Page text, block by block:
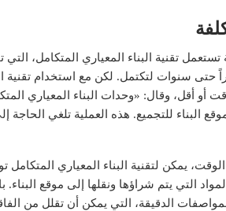
تقنية البناء المعياري المتكامل،
حتى سنوات لتكتمل. لكن مع استخدام تقنية
أقل، وقال: «وحدات البناء المعياري
البناء للتجميع. هذه العملية تلغي الحاجة
يمكن لتقنية البناء المعياري
التي يتم شراؤها ونقلها إلى موقع البناء.
الدقيقة، التي يمكن أن تقلل من